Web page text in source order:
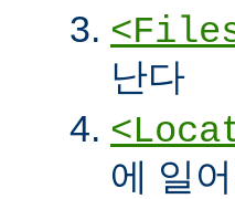
난다
에 일